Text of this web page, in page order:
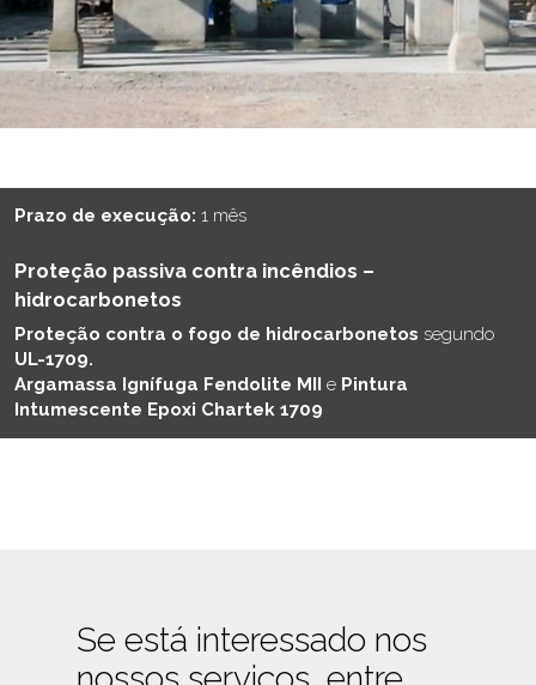
Prazo de execução: 1 mês
Proteção passiva contra incêndios –
hidrocarbonetos
Proteção contra o fogo de hidrocarbonetos segundo
UL-1709.
Argamassa Ignífuga Fendolite MII e Pintura
Intumescente Epoxi Chartek 1709
Se está interessado nos